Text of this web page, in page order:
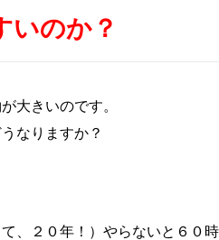
いのか？
大きいのです。
なりますか？
、２０年！）やらないと６０